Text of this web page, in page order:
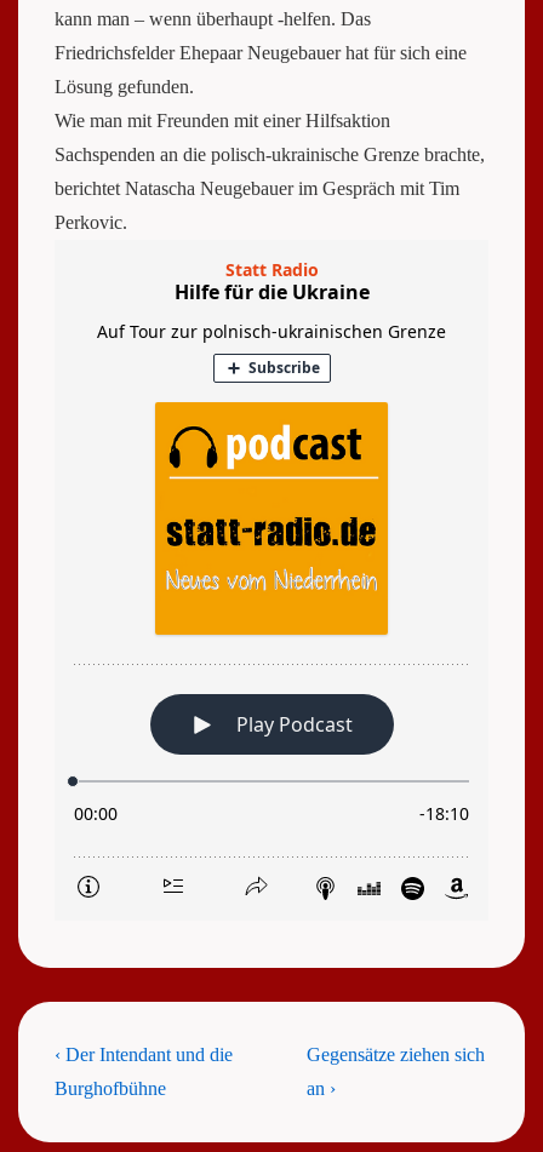
kann man – wenn überhaupt -helfen. Das
Friedrichsfelder Ehepaar Neugebauer hat für sich eine
Lösung gefunden.
Wie man mit Freunden mit einer Hilfsaktion
Sachspenden an die polisch-ukrainische Grenze brachte,
berichtet Natascha Neugebauer im Gespräch mit Tim
Perkovic.
Beitragsnavigation
Previous
Post
‹ Der Intendant und die
Burghofbühne
Next
Post
Gegensätze ziehen sich
an ›